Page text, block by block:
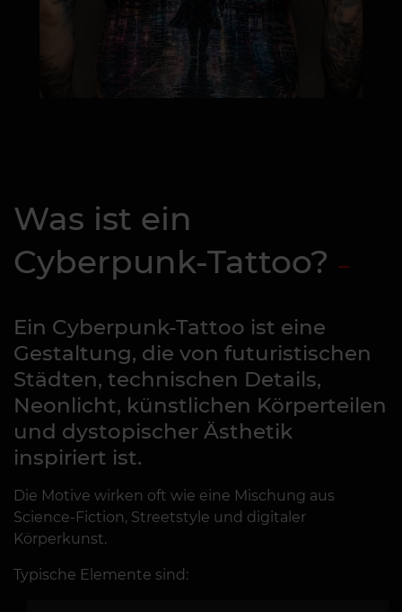
Was ist ein
Cyberpunk-Tattoo?
Ein Cyberpunk-Tattoo ist eine
Gestaltung, die von futuristischen
Städten, technischen Details,
Neonlicht, künstlichen Körperteilen
und dystopischer Ästhetik
inspiriert ist.
Die Motive wirken oft wie eine Mischung aus
Science-Fiction, Streetstyle und digitaler
Körperkunst.
Typische Elemente sind: